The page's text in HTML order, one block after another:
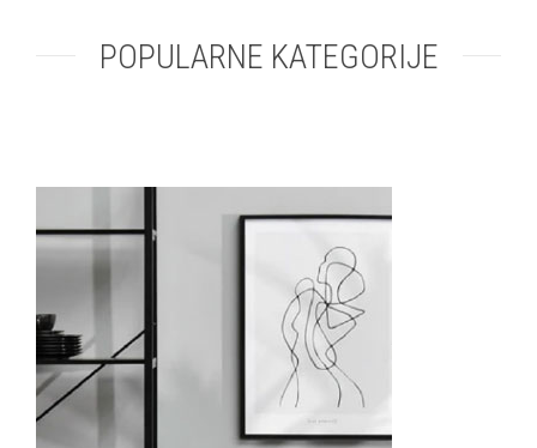
POPULARNE KATEGORIJE